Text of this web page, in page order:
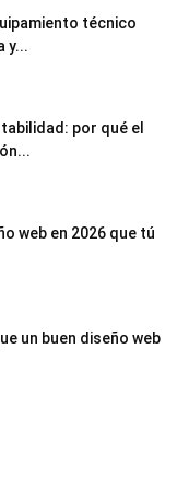
técnico
y...
por qué el
web en 2026 que tú
un buen diseño web